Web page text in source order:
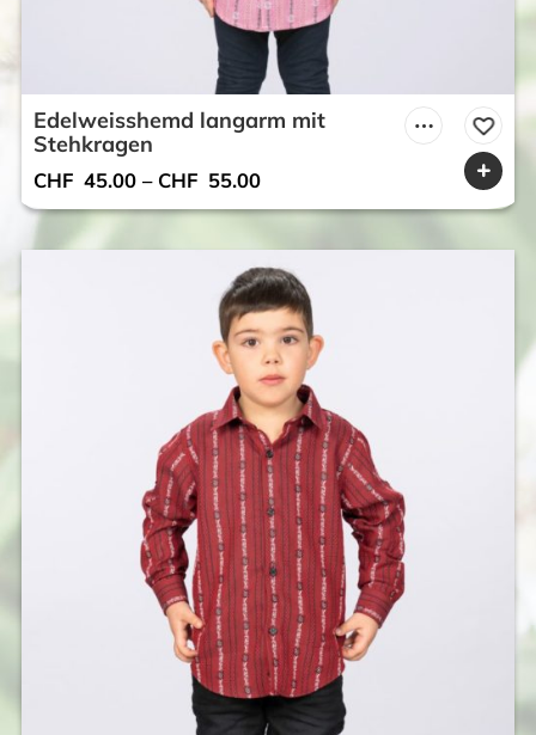
Edelweisshemd langarm mit
Stehkragen
CHF 45.00 – CHF 55.00